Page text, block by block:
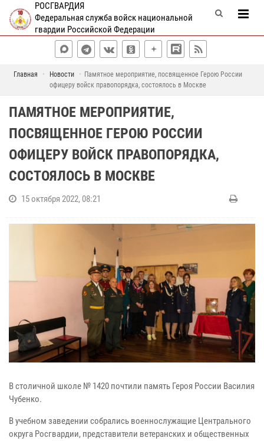
РОСГВАРДИЯ
Федеральная служба войск национальной
гвардии Российской Федерации
Главная Новости
Памятное мероприятие, посвященное Герою России
офицеру войск правопорядка, состоялось в Москве
ПАМЯТНОЕ МЕРОПРИЯТИЕ,
ПОСВЯЩЕННОЕ ГЕРОЮ РОССИИ
ОФИЦЕРУ ВОЙСК ПРАВОПОРЯДКА,
СОСТОЯЛОСЬ В МОСКВЕ
15 октября 2022, 08:21
В столичной школе № 1420 почтили память Героя России Василия
Чубенко.
В учебном заведении собрались военнослужащие Центрального
округа Росгвардии, представители ветеранских и общественных